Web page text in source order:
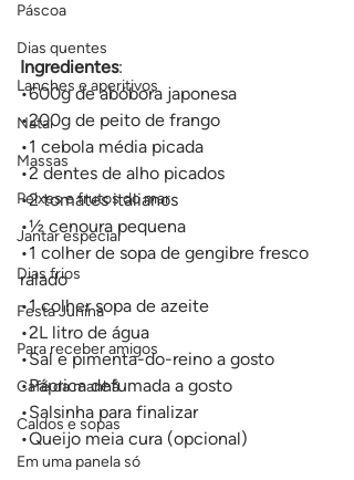
Páscoa
Dias quentes
Lanches e aperitivos
Natal
Massas
Peixes e frutos do mar
Jantar especial
Dias frios
Festa Junina
Para receber amigos
Café da manhã
Caldos e sopas
Em uma panela só
Ingredientes:
•600g de abóbora japonesa
•200g de peito de frango
•1 cebola média picada
•2 dentes de alho picados
•2 tomates italianos
•½ cenoura pequena
•1 colher de sopa de gengibre fresco
ralado
•1 colher sopa de azeite
•2L litro de água
•Sal e pimenta-do-reino a gosto
•Páprica defumada a gosto
•Salsinha para finalizar
•Queijo meia cura (opcional)